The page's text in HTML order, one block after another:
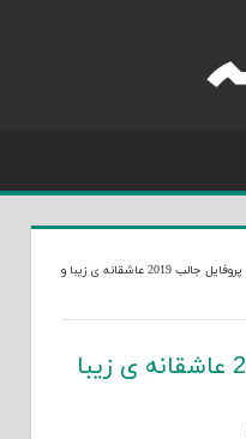
متن پروفایل جالب 2019 عاشقانه ی زیبا و
متن پروفایل جالب 2019 عاشقانه ی زیبا